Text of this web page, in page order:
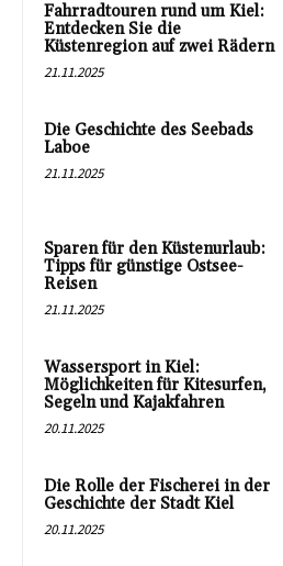
Fahrradtouren rund um Kiel:
Entdecken Sie die
Küstenregion auf zwei Rädern
21.11.2025
Die Geschichte des Seebads
Laboe
21.11.2025
Sparen für den Küstenurlaub:
Tipps für günstige Ostsee-
Reisen
21.11.2025
Wassersport in Kiel:
Möglichkeiten für Kitesurfen,
Segeln und Kajakfahren
20.11.2025
Die Rolle der Fischerei in der
Geschichte der Stadt Kiel
20.11.2025